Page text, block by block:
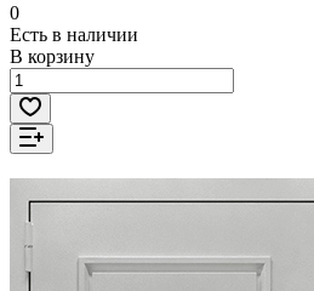
0
Есть в наличии
В корзину